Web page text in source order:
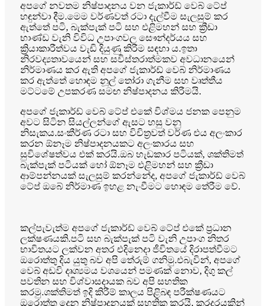
අපගේ නවතම නිෂ්පාදනය වන ජැකාර්ඩ් වෙබ් ටේප්
හඳුන්වා දීම.මෙම වර්ණවත් රටා දැල්වීම සැලසුම් කර
ඇත්තේ පටි, බැක්පැක් පටි සහ එළිමහන් සහ ක්‍රීඩා
භාණ්ඩ වැනි විවිධ උපාංගවල සෞන්දර්යය සහ
ක්‍රියාකාරීත්වය වැඩි දියුණු කිරීම සඳහා ය.ඉතා
නිරවද්‍යතාවයෙන් සහ සවිස්තරාත්මකව අවධානයෙන්
නිර්මාණය කර ඇති අපගේ ජැකාර්ඩ් වෙබ් නිර්මාණය
කර ඇත්තේ හොඳම නූල් තෝරා ගැනීම සහ වෘත්තීය
මට්ටමේ උපකරණ සමඟ නිෂ්පාදනය කිරීමයි.
අපගේ ජැකාර්ඩ් වෙබ් ටේප් එකේ විශ්මය ජනක පෙනුම
අවට සිටින සියල්ලන්ගේ ඇසට හසු වනු
නිසැකය.සංකීර්ණ රටා සහ විචිත්‍රවත් වර්ණ එය අලංකාර
කරන ඕනෑම නිෂ්පාදනයකට අලංකාරය සහ
සුවිශේෂත්වය එක් කරයි.ඔබ හැඩකාර පටියක්, ශක්තිමත්
බැක්පැක් පටියක් හෝ ඕනෑම එළිමහන් සහ ක්‍රීඩා
ආම්පන්නයක් සැලසුම් කරන්නේද, අපගේ ජැකාර්ඩ් වෙබ්
ටේප් ඔබේ නිර්මාණ ඉහළ නැංවීමට හොඳම තේරීම වේ.
කල්පැවැත්ම අපගේ ජැකාර්ඩ් වෙබ් ටේප් එකේ ප්‍රධාන
ලක්ෂණයකි.පටි සහ බැක්පැක් පටි වැනි උපාංග නිතර
භාවිතයට ලක්වන අතර එදිනෙදා ජීවිතයේ දිරාපත්වීමට
ඔරොත්තු දිය යුතු බව අපි තේරුම් ගනිමු.එබැවින්, අපගේ
වෙබ් අඩවි දෘශ්‍යමය වශයෙන් පමණක් නොව, දිගු කල්
පවතින සහ විශ්වාසදායක බව අපි සහතික
කරමු.ශක්තිමත් ඉදි කිරීම් කාලය පිළිබඳ පරීක්ෂණයට
ඔරොත්තු දෙන නිෂ්පාදනයක් සහතික කරයි, කරදරයකින්